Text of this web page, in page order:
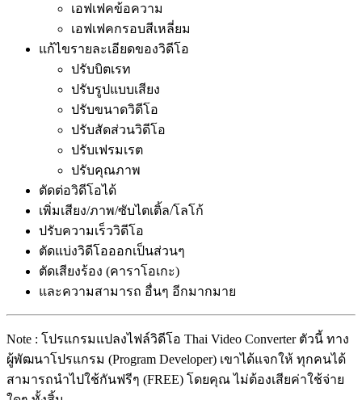
เอฟเฟคข้อความ
เอฟเฟคกรอบสีเหลี่ยม
แก้ไขรายละเอียดของวิดีโอ
ปรับบิตเรท
ปรับรูปแบบเสียง
ปรับขนาดวิดีโอ
ปรับสัดส่วนวิดีโอ
ปรับเฟรมเรต
ปรับคุณภาพ
ตัดต่อวิดีโอได้
เพิ่มเสียง/ภาพ/ซับไตเติ้ล/โลโก้
ปรับความเร็ววิดีโอ
ตัดแบ่งวิดีโอออกเป็นส่วนๆ
ตัดเสียงร้อง (คาราโอเกะ)
และความสามารถ อื่นๆ อีกมากมาย
Note : โปรแกรมแปลงไฟล์วิดีโอ Thai Video Converter ตัวนี้ ทาง
ผู้พัฒนาโปรแกรม (Program Developer) เขาได้แจกให้ ทุกคนได้
สามารถนำไปใช้กันฟรีๆ (FREE) โดยคุณ ไม่ต้องเสียค่าใช้จ่าย